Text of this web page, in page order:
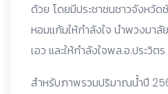
ด้วย โดยมีประชาชนชาวจังหวัด
หอมแก้มให้กำลังใจ นำพวงมาลั
เอว และให้กำลังใจพล.อ.ประวิตร
สำหรับภาพรวมปริมาณน้ำปี